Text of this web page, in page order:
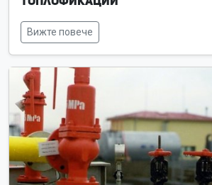
Вижте повече